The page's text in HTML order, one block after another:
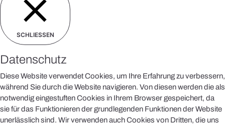
SCHLIESSEN
Datenschutz
Diese Website verwendet Cookies, um Ihre Erfahrung zu verbessern,
während Sie durch die Website navigieren. Von diesen werden die als
notwendig eingestuften Cookies in Ihrem Browser gespeichert, da
sie für das Funktionieren der grundlegenden Funktionen der Website
unerlässlich sind. Wir verwenden auch Cookies von Dritten, die uns